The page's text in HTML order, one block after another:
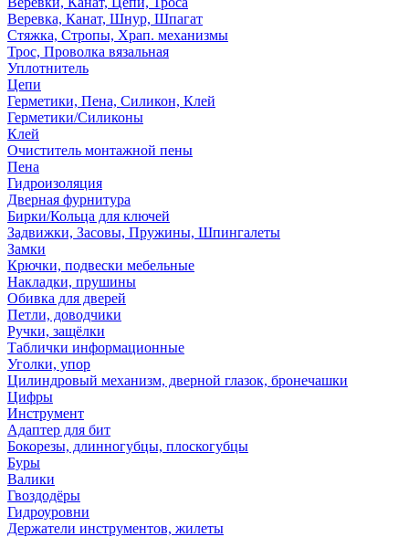
Веревка, Канат, Шнур, Шпагат
Стяжка, Стропы, Храп. механизмы
Трос, Проволка вязальная
Уплотнитель
Цепи
Герметики, Пена, Силикон, Клей
Герметики/Силиконы
Клей
Очиститель монтажной пены
Пена
Гидроизоляция
Дверная фурнитура
Бирки/Кольца для ключей
Задвижки, Засовы, Пружины, Шпингалеты
Замки
Крючки, подвески мебельные
Накладки, прушины
Обивка для дверей
Петли, доводчики
Ручки, защёлки
Таблички информационные
Уголки, упор
Цилиндровый механизм, дверной глазок, бронечашки
Цифры
Инструмент
Адаптер для бит
Бокорезы, длинногубцы, плоскогубцы
Буры
Валики
Гвоздодёры
Гидроуровни
Держатели инструментов, жилеты